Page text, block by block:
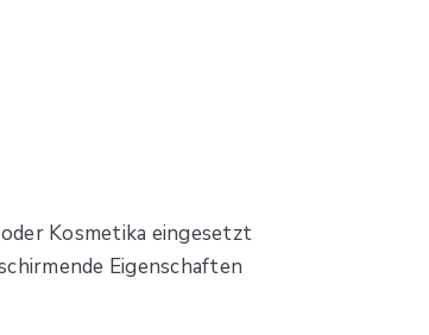
Kosmetika eingesetzt
Eigenschaften